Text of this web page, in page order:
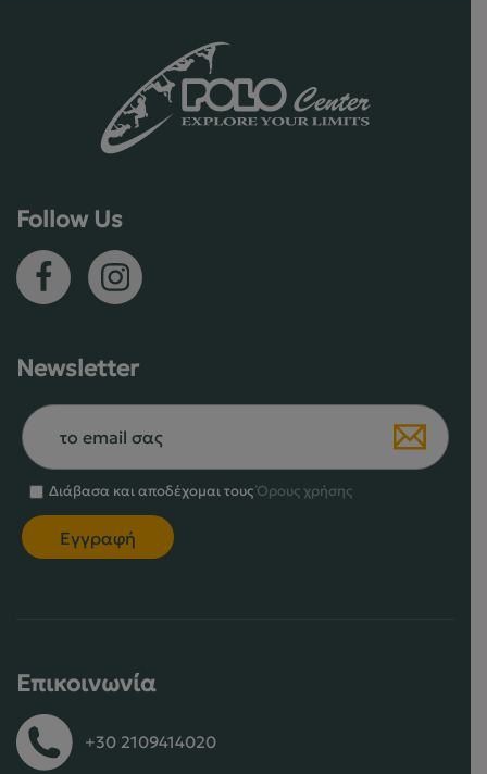
Follow Us
Newsletter
Διάβασα και αποδέχομαι τουςΌρους χρήσης
Επικοινωνία
+30 2109414020